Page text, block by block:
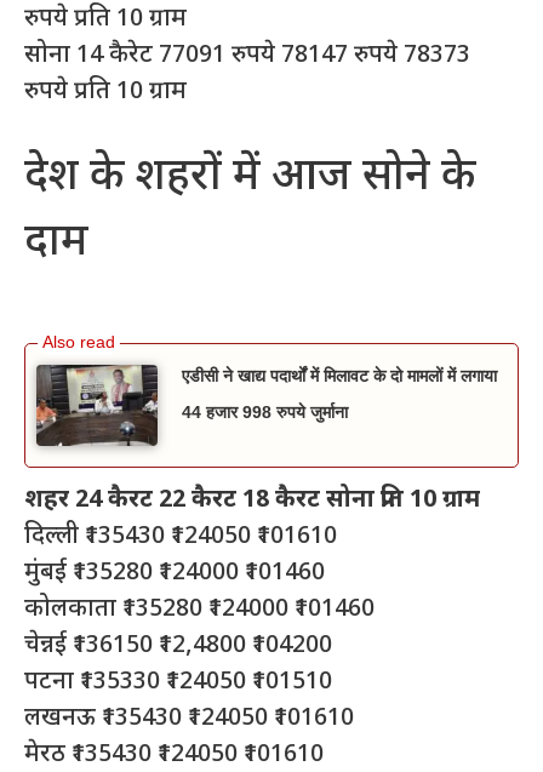
रुपये प्रति 10 ग्राम
सोना 14 कैरेट 77091 रुपये 78147 रुपये 78373
रुपये प्रति 10 ग्राम
देश के शहरों में आज सोने के
दाम
एडीसी ने खाद्य पदार्थों में मिलावट के दो मामलों में लगाया
44 हजार 998 रुपये जुर्माना
शहर 24 कैरट 22 कैरट 18 कैरट सोना प्रति 10 ग्राम
दिल्ली ₹135430 ₹124050 ₹101610
मुंबई ₹135280 ₹124000 ₹101460
कोलकाता ₹135280 ₹124000 ₹101460
चेन्नई ₹136150 ₹12,4800 ₹104200
पटना ₹135330 ₹124050 ₹101510
लखनऊ ₹135430 ₹124050 ₹101610
मेरठ ₹135430 ₹124050 ₹101610